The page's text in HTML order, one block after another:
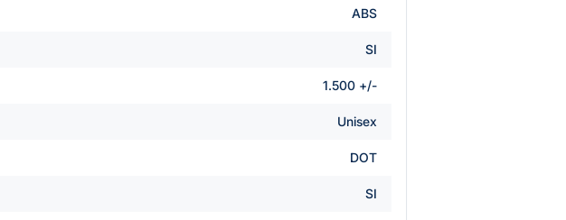
ABS
SI
1.500 +/-
Unisex
DOT
SI